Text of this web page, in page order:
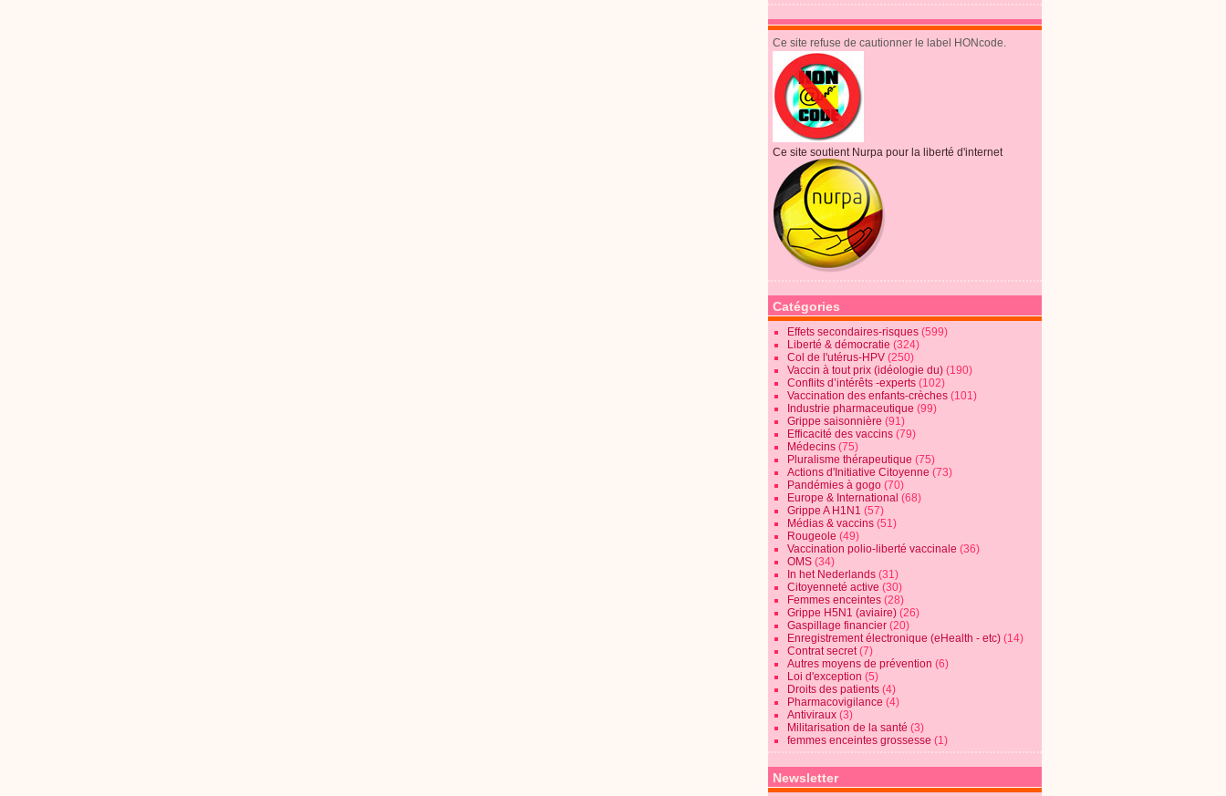
Ce site refuse de cautionner le label HONcode.
Ce site soutient Nurpa pour la liberté d'internet
Catégories
Effets secondaires-risques (599)
Liberté & démocratie (324)
Col de l'utérus-HPV (250)
Vaccin à tout prix (idéologie du) (190)
Conflits d’intérêts -experts (102)
Vaccination des enfants-crèches (101)
Industrie pharmaceutique (99)
Grippe saisonnière (91)
Efficacité des vaccins (79)
Médecins (75)
Pluralisme thérapeutique (75)
Actions d'Initiative Citoyenne (73)
Pandémies à gogo (70)
Europe & International (68)
Grippe A H1N1 (57)
Médias & vaccins (51)
Rougeole (49)
Vaccination polio-liberté vaccinale (36)
OMS (34)
In het Nederlands (31)
Citoyenneté active (30)
Femmes enceintes (28)
Grippe H5N1 (aviaire) (26)
Gaspillage financier (20)
Enregistrement électronique (eHealth - etc) (14)
Contrat secret(7)
Autres moyens de prévention (6)
Loi d'exception (5)
Droits des patients (4)
Pharmacovigilance (4)
Antiviraux (3)
Militarisation de la santé (3)
femmes enceintes grossesse (1)
Newsletter